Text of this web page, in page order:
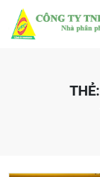
THẺ: